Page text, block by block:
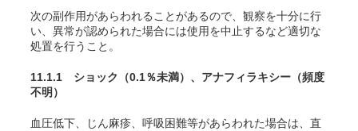
次の副作用があらわれることがあるので、観察を十分に行
い、異常が認められた場合には使用を中止するなど適切な
処置を行うこと。
11.1.1 ショック （0.1％未満） 、アナフィラキシー （頻度
不明）
血圧低下、じん麻疹、呼吸困難等があらわれた場合は、直